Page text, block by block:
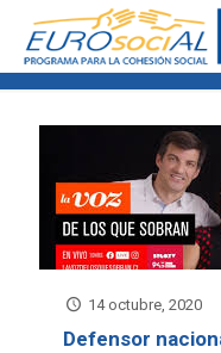
14 octubre, 2020
Defensor